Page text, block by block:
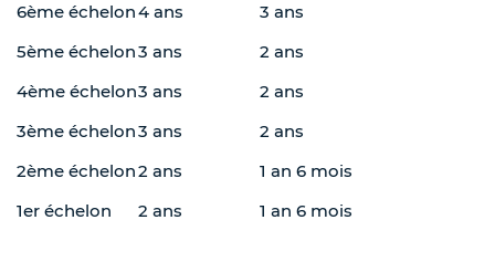
6ème échelon4 ans
3 ans
5ème échelon3 ans
2 ans
4ème échelon3 ans
2 ans
3ème échelon3 ans
2 ans
2ème échelon2 ans
1 an 6 mois
1er échelon
2 ans 1 an 6 mois